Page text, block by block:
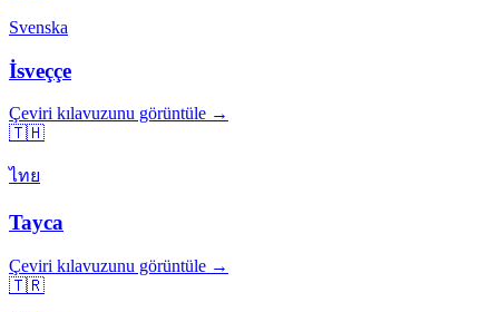
Svenska
İsveççe
Çeviri kılavuzunu görüntüle →
🇹🇭
ไทย
Tayca
Çeviri kılavuzunu görüntüle →
🇹🇷